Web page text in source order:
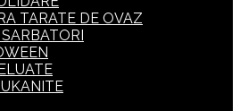
TARATE DE OVAZ